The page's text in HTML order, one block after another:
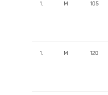
1. M 105
1. M 120